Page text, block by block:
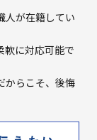
人が在籍してい
軟に対応可能で
らこそ、 後悔